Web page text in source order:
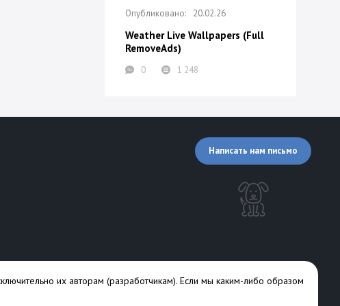
20.02.26
Weather Live Wallpapers (Full
RemoveAds)
0 1 248
Написать нам письмо
их авторам (разработчикам). Если мы каким-либо образом